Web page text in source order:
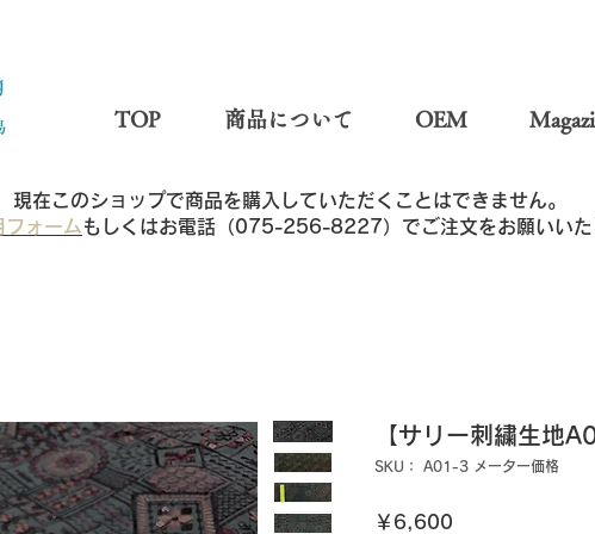
TOP 商品について OEM
現在このショップで商品を購入していただくことはできません。
フォーム もしくはお電話（075-256-8227）でご注文をお願いいた
【サリー刺繍生地
SKU： A01-3 メーター価格
￥6,600